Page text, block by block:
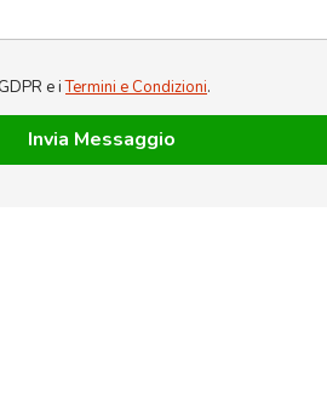
e iTermini e Condizioni.